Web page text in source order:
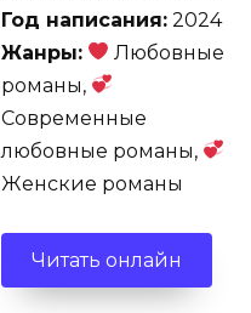
Год написания: 2024
Жанры:
Любовные
романы,
Современные
любовные романы,
Женские романы
Читать онлайн